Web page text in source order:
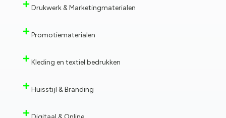
Drukwerk & Marketingmaterialen
Promotiematerialen
Kleding en textiel bedrukken
Huisstijl & Branding